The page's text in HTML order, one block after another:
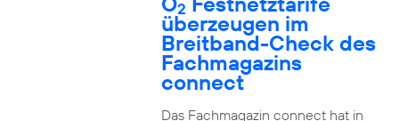
2
überzeugen im
Breitband-Check des
Fachmagazins
connect
Das Fachmagazin connect hat in